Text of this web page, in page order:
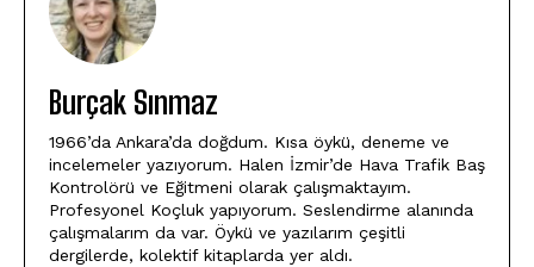
Burçak Sınmaz
1966’da Ankara’da doğdum. Kısa öykü, deneme ve
incelemeler yazıyorum. Halen İzmir’de Hava Trafik Baş
Kontrolörü ve Eğitmeni olarak çalışmaktayım.
Profesyonel Koçluk yapıyorum. Seslendirme alanında
çalışmalarım da var. Öykü ve yazılarım çeşitli
dergilerde, kolektif kitaplarda yer aldı.